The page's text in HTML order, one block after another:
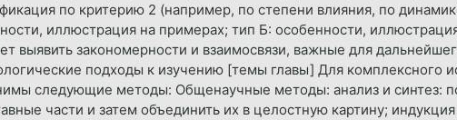
по критерию 2 (например, по степени влияния, по
иллюстрация на примерах; тип Б: особенности,
выявить закономерности и взаимосвязи, важные для
подходы к изучению [темы главы] Для комплексного
следующие методы: Общенаучные методы: анализ и синтез:
части и затем объединить их в целостную картину;